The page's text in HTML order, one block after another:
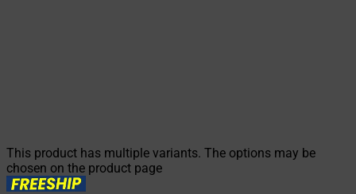
This product has multiple variants. The options may be
chosen on the product page